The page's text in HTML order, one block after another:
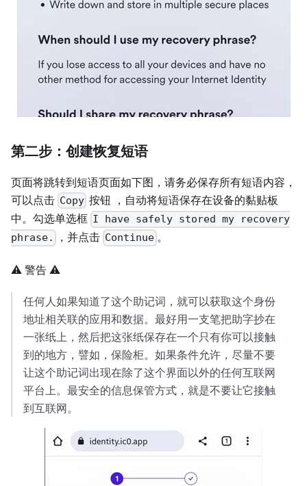
第二步：创建恢复短语
页面将跳转到短语页面如下图，请务必保存所有短语内容，
可以点击 Copy 按钮 ，自动将短语保存在设备的黏贴板
中。勾选单选框 I have safely stored my recovery
phrase.
，并点击 Continue。
⚠️ 警告 ⚠️
任何人如果知道了这个助记词，就可以获取这个身份
地址相关联的应用和数据。最好用一支笔把助字抄在
一张纸上，然后把这张纸保存在一个只有你可以接触
到的地方，譬如，保险柜。如果条件允许，尽量不要
让这个助记词出现在除了这个界面以外的任何互联网
平台上。最安全的信息保管方式，就是不要让它接触
到互联网。